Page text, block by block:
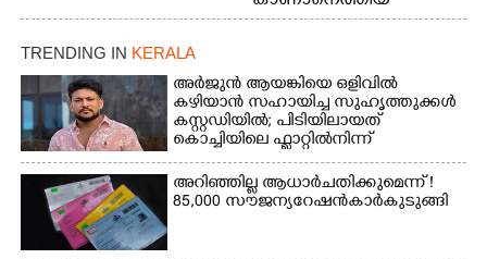
മോഹനൻ നായർ
TRENDING IN KERALA
അർജുൻ ആയങ്കിയെ ഒളിവിൽ
കഴിയാൻ സഹായിച്ച സുഹൃത്തുക്കൾ
കസ്റ്റഡിയിൽ; പിടിയിലായത്
കൊച്ചിയിലെ ഫ്ലാറ്റിൽനിന്ന്
അറിഞ്ഞില്ല ആധാർ ചതിക്കുമെന്ന് !
85,000 സൗജന്യ റേഷൻകാർ കുടുങ്ങി